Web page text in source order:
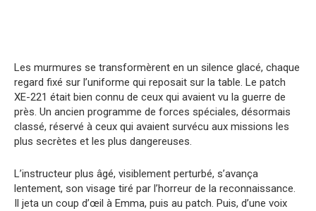
Les murmures se transformèrent en un silence glacé, chaque
regard fixé sur l’uniforme qui reposait sur la table. Le patch
XE-221 était bien connu de ceux qui avaient vu la guerre de
près. Un ancien programme de forces spéciales, désormais
classé, réservé à ceux qui avaient survécu aux missions les
plus secrètes et les plus dangereuses.
L’instructeur plus âgé, visiblement perturbé, s’avança
lentement, son visage tiré par l’horreur de la reconnaissance.
Il jeta un coup d’œil à Emma, puis au patch. Puis, d’une voix